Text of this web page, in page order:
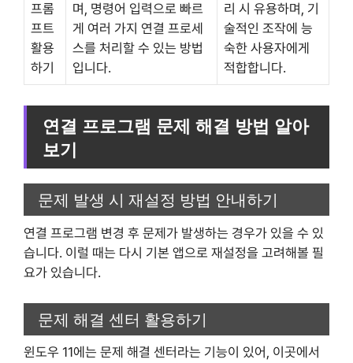
프롬
프트
활용
하기
며, 명령어 입력으로 빠르
게 여러 가지 연결 프로세
스를 처리할 수 있는 방법
입니다.
리 시 유용하며, 기
술적인 조작에 능
숙한 사용자에게
적합합니다.
연결 프로그램 문제 해결 방법 알아
보기
문제 발생 시 재설정 방법 안내하기
연결 프로그램 변경 후 문제가 발생하는 경우가 있을 수 있
습니다. 이럴 때는 다시 기본 앱으로 재설정을 고려해볼 필
요가 있습니다.
문제 해결 센터 활용하기
윈도우 11에는 문제 해결 센터라는 기능이 있어, 이곳에서